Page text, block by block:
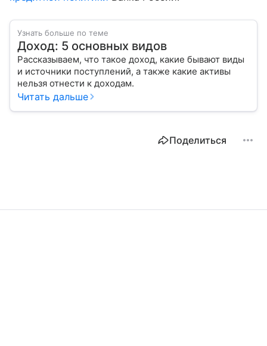
Узнать больше по теме
Доход: 5 основных видов
Рассказываем, что такое доход, какие бывают виды
и источники поступлений, а также какие активы
нельзя отнести к доходам.
Читать дальше
Поделиться